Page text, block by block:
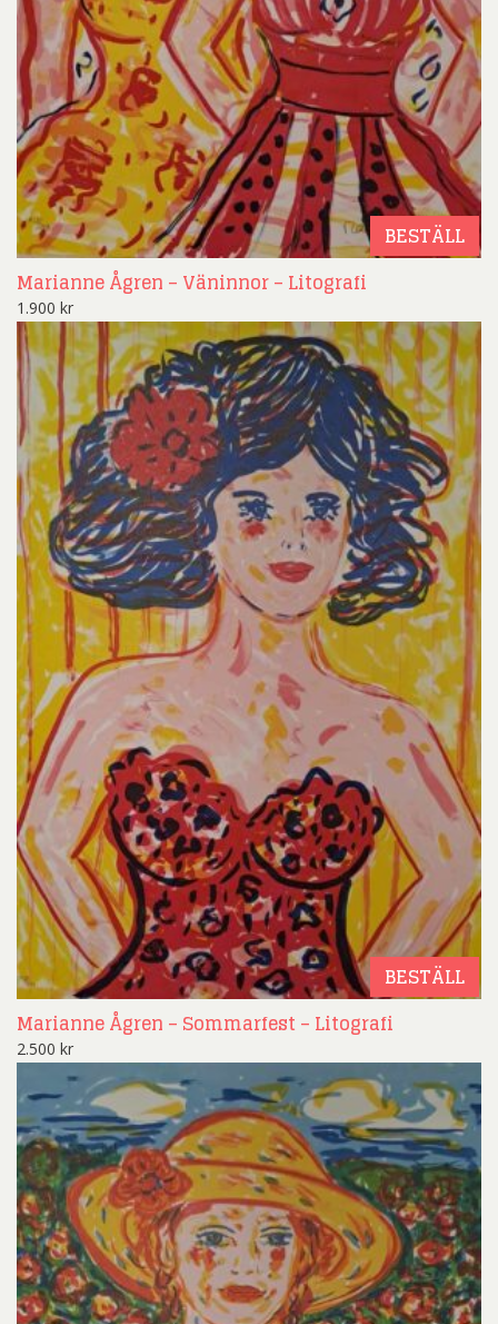
BESTÄLL
Marianne Ågren – Väninnor – Litografi
1.900 kr
BESTÄLL
Marianne Ågren – Sommarfest – Litografi
2.500 kr